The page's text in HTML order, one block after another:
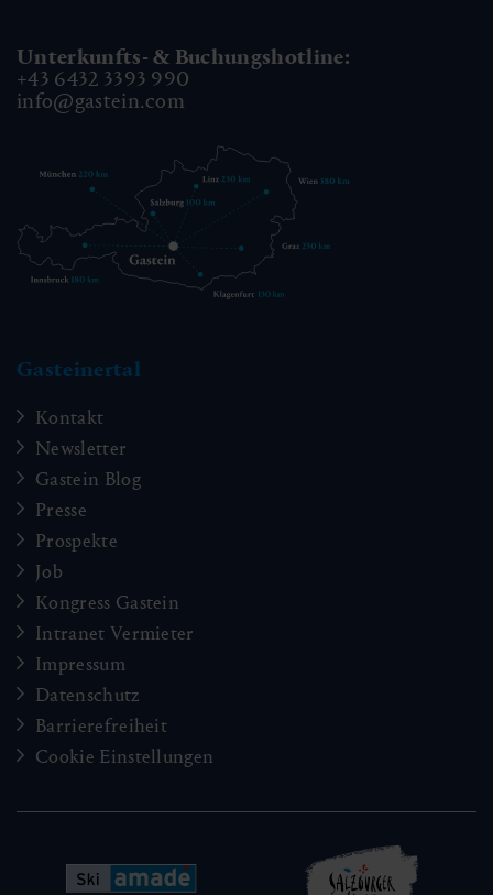
Unterkunfts- & Buchungshotline:
+43 6432 3393 990
info@gastein.com
Gasteinertal
Kontakt
Newsletter
Gastein Blog
Presse
Prospekte
Job
Kongress Gastein
Intranet Vermieter
Impressum
Datenschutz
Barrierefreiheit
Cookie Einstellungen